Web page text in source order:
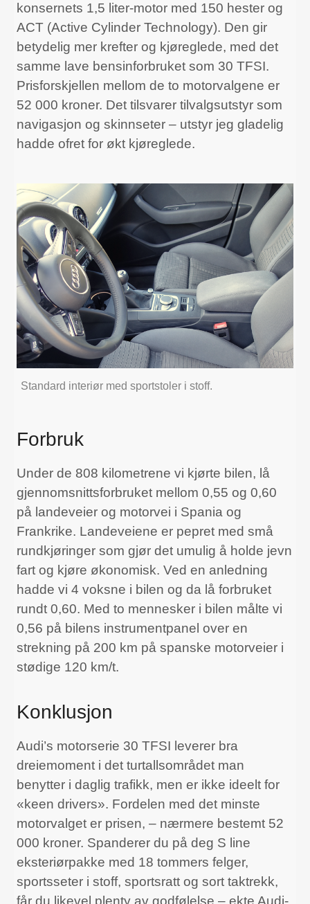
konsernets 1,5 liter-motor med 150 hester og
ACT (Active Cylinder Technology). Den gir
betydelig mer krefter og kjøreglede, med det
samme lave bensinforbruket som 30 TFSI.
Prisforskjellen mellom de to motorvalgene er
52 000 kroner. Det tilsvarer tilvalgsutstyr som
navigasjon og skinnseter – utstyr jeg gladelig
hadde ofret for økt kjøreglede.
Standard interiør med sportstoler i stoff.
Forbruk
Under de 808 kilometrene vi kjørte bilen, lå
gjennomsnittsforbruket mellom 0,55 og 0,60
på landeveier og motorvei i Spania og
Frankrike. Landeveiene er pepret med små
rundkjøringer som gjør det umulig å holde jevn
fart og kjøre økonomisk. Ved en anledning
hadde vi 4 voksne i bilen og da lå forbruket
rundt 0,60. Med to mennesker i bilen målte vi
0,56 på bilens instrumentpanel over en
strekning på 200 km på spanske motorveier i
stødige 120 km/t.
Konklusjon
Audi’s motorserie 30 TFSI leverer bra
dreiemoment i det turtallsområdet man
benytter i daglig trafikk, men er ikke ideelt for
«keen drivers». Fordelen med det minste
motorvalget er prisen, – nærmere bestemt 52
000 kroner. Spanderer du på deg S line
eksteriørpakke med 18 tommers felger,
sportsseter i stoff, sportsratt og sort taktrekk,
får du likevel plenty av godfølelse – ekte Audi-